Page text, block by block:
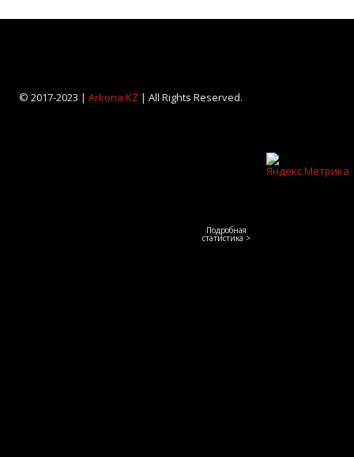
© 2017-2023 | Arkona KZ| All Rights Reserved.
Подробная
статистика >